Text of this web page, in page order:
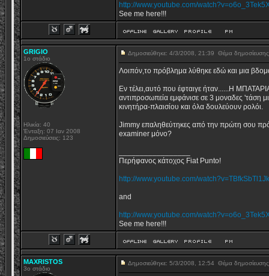
http://www.youtube.com/
See me here!!!
GRIGIO
1o στάδιο
Ηλικία: 40
Ένταξη: 07 Ιαν 2008
Δημοσιεύσεις: 123
Δημοσιεύθηκε: 4/3/2008, 21:39 Θέμα
Λοιπόν,το πρόβλημα λύθηκε εδώ και μια
Εν τέλει,αυτό που έφταιγε ήταν......Η
αντιπροσωπεία εμφάνισε σε 3 μοναδες 'τάση
κινητήρα-πλαισίου και όλα δουλεύουν ρολόι.
Jimmy επαληθεύτηκες από την πρώτη σου
examiner μόνο?
Περήφανος κάτοχος Fiat Punto!
http://www.youtube.com/watch?v=TBfkSbTl1Jk
and
http://www.youtube.com/
See me here!!!
MAXRISTOS
3ο στάδιο
Δημοσιεύθηκε: 5/3/2008, 12:54 Θέμα